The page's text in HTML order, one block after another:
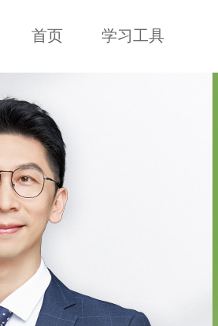
首页 学习工具